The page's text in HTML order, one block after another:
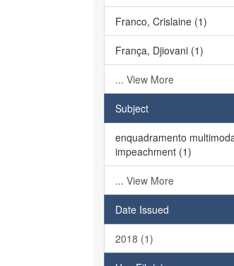
Franco, Crislaine (1)
França, Djiovani (1)
... View More
Subject
enquadramento
impeachment (1)
... View More
Date Issued
2018 (1)